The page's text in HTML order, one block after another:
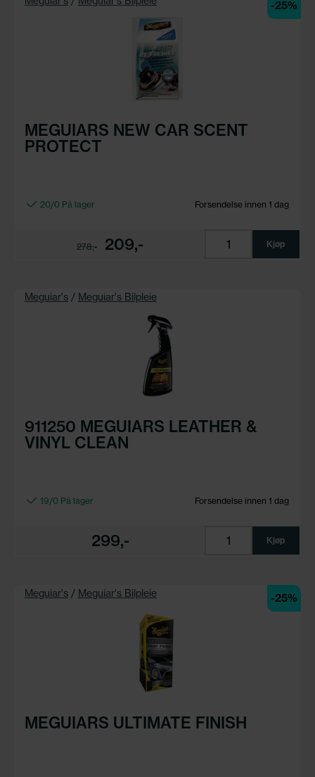
-25%
MEGUIARS NEW CAR SCENT
PROTECT
20/0 På lager Forsendelse innen 1 dag
278,- 209,- Kjøp
Meguiar's / Meguiar's Bilpleie
911250 MEGUIARS LEATHER &
VINYL CLEAN
19/0 På lager Forsendelse innen 1 dag
299,- Kjøp
Meguiar's / Meguiar's Bilpleie -25%
MEGUIARS ULTIMATE FINISH